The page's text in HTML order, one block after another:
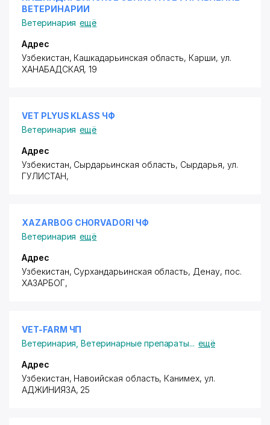
ВЕТЕРИНАРИИ
Ветеринария ещё
Адрес
Узбекистан, Кашкадарьинская область, Карши, ул.
ХАНАБАДСКАЯ, 19
VET PLYUS KLASS ЧФ
Ветеринария ещё
Адрес
Узбекистан, Сырдарьинская область, Сырдарья, ул.
ГУЛИСТАН,
XAZARBOG CHORVADORI ЧФ
Ветеринария ещё
Адрес
Узбекистан, Сурхандарьинская область, Денау, пос.
ХАЗАРБОГ,
VET-FARM ЧП
Ветеринария ,Ветеринарные препараты... ещё
Адрес
Узбекистан, Навоийская область, Канимех, ул.
АДЖИНИЯЗА, 25